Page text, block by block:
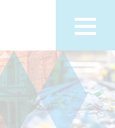
Termine &
30 Jahre